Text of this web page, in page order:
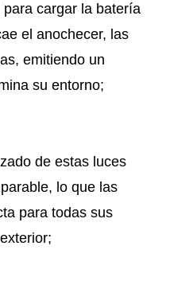
cargar la batería
el anochecer, las
emitiendo un
su entorno;
de estas luces
lo que las
para todas sus